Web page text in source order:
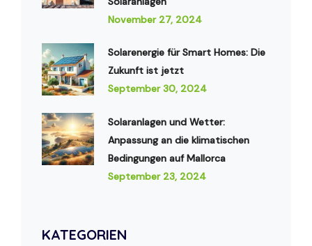
November 27, 2024
Solarenergie für Smart Homes: Die
Zukunft ist jetzt
September 30, 2024
Solaranlagen und Wetter:
Anpassung an die klimatischen
Bedingungen auf Mallorca
September 23, 2024
KATEGORIEN